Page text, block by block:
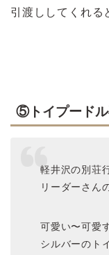
引渡ししてくれる
⑤トイプードル
軽井沢の別荘
リーダーさん
可愛い〜可愛
シルバーのト